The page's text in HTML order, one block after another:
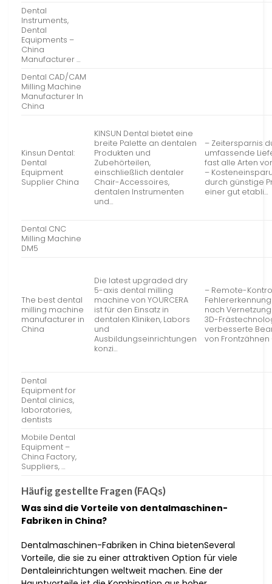
Dental
Instruments,
Dental
Equipments –
China
Manufacturer …
Dental CAD/CAM
Milling Machine
Manufacturer In
China
Kinsun Dental:
Dental
Equipment
Supplier China
KINSUN Dental bietet eine
breite Palette an dentalen
Produkten und
Zubehörteilen,
einschließlich dentaler
Chair-Accessoires,
dentalen Instrumenten
und…
– Zeitersparnis
umfassende
fast alle Arten
–
durch günstige
einer gut etabli…
Dental CNC
Milling Machine
DM5
The best dental
milling machine
manufacturer in
China
Die latest upgraded dry
5-axis dental milling
machine von YOURCERA
ist für den Einsatz in
dentalen Kliniken, Labors
und
Ausbildungseinrichtungen
konzi…
– Remote-
nach
3D-
verbesserte
von Frontzähnen
Dental
Equipment for
Dental clinics,
laboratories,
dentists
Mobile Dental
Equipment –
China Factory,
Suppliers, …
Häufig gestellte Fragen (FAQs)
Was sind die Vorteile von dentalmaschinen-
Fabriken in China?
Dentalmaschinen-Fabriken in China bietenSeveral
Vorteile, die sie zu einer attraktiven Option für viele
Dentaleinrichtungen weltweit machen. Eine der